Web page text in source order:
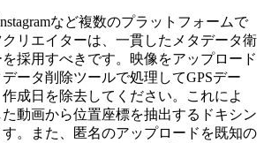
など複数のプラットフォームで
リエイターは、一貫したメタデータ衛
採用すべきです。映像をアップロード
ータ削除ツールで処理してGPSデー
成日を除去してください。これによ
動画から位置座標を抽出するドキシン
。また、匿名のアップロードを既知の